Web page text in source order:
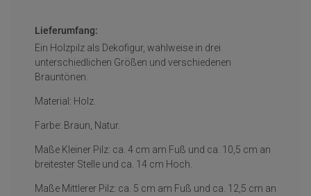
Lieferumfang:
Ein Holzpilz als Dekofigur, wahlweise in drei
unterschiedlichen Größen und verschiedenen
Brauntönen.
Material: Holz.
Farbe: Braun, Natur.
Maße Kleiner Pilz: ca. 4 cm am Fuß und ca. 10,5 cm an
breitester Stelle und ca. 14 cm Hoch.
Maße Mittlerer Pilz: ca. 5 cm am Fuß und ca. 12,5 cm an